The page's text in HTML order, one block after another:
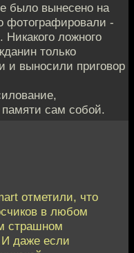
было вынесено на
фотографировали -
Никакого ложного
только
и выносили приговор
сам собой.
отметили, что
в любом
страшном
И даже если